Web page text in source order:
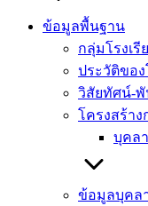
ข้อมูลพื้นฐาน
กลุ่มโรงเรี
ประวัติของ
วิสัยทัศน์-พั
โครงสร้าง
บุคล
ข้อมูลบุคล